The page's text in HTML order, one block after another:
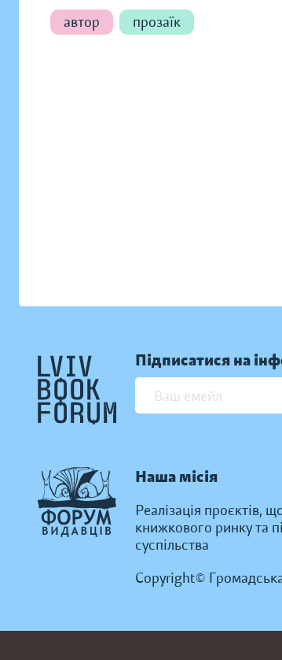
автор прозаїк
Підписатися на
Наша місія
Реалізація проєктів,
книжкового ринку та
суспільства
Copyright©